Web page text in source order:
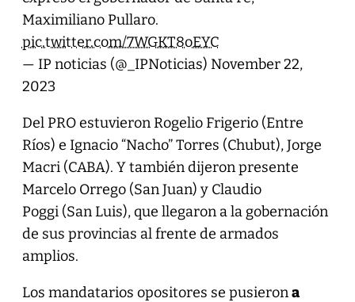
Maximiliano Pullaro.
pic.twitter.com/7WGKT8oEYC
— IP noticias (@_IPNoticias) November 22,
2023
Del PRO estuvieron Rogelio Frigerio (Entre
Ríos) e Ignacio “Nacho” Torres (Chubut), Jorge
Macri (CABA). Y también dijeron presente
Marcelo Orrego (San Juan) y Claudio
Poggi (San Luis), que llegaron a la gobernación
de sus provincias al frente de armados
amplios.
Los mandatarios opositores se pusierona